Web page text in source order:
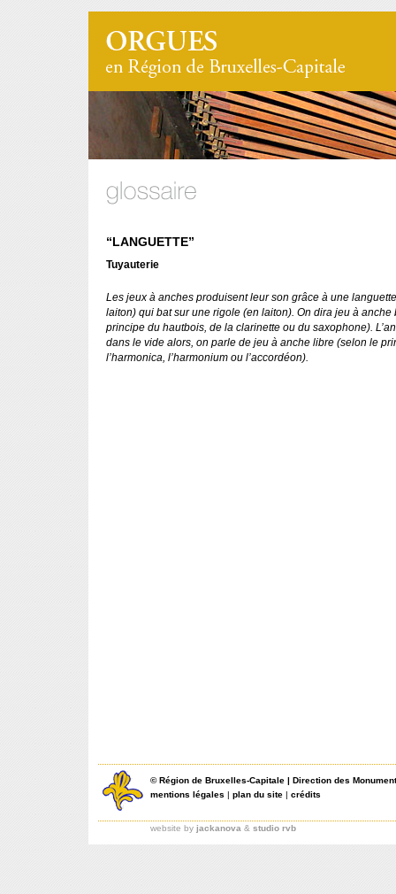
“LANGUETTE”
Tuyauterie
Les jeux à anches produisent leur son grâce à une
laiton) qui bat sur une rigole (en laiton). On dira jeu à anche
principe du hautbois, de la clarinette ou du saxophone).
dans le vide alors, on parle de jeu à anche libre (selon le
l’harmonica, l’harmonium ou l’accordéon).
©Région de Bruxelles-Capitale | Direction des
mentions légales | plan du site | crédits
website by jackanova & studio rvb